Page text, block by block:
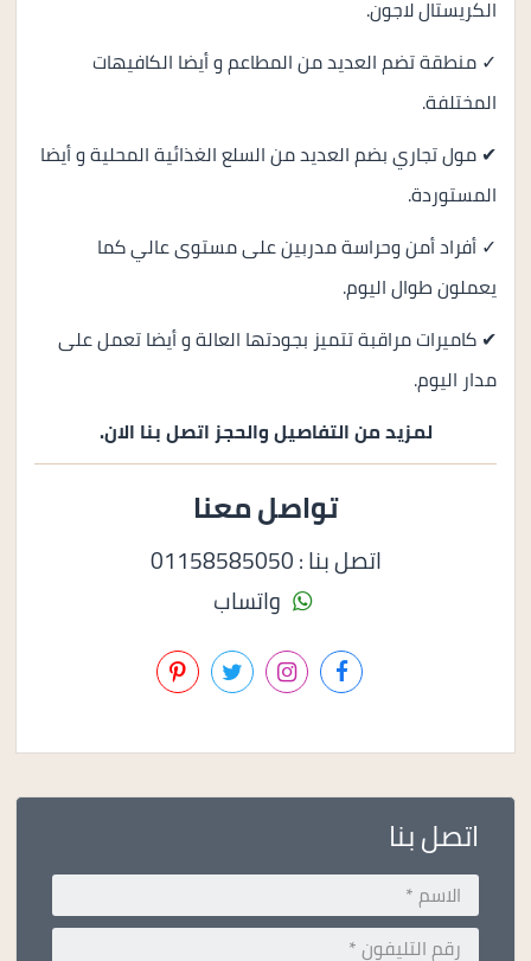
الكريستال لاجون.
✓ منطقة تضم العديد من المطاعم و أيضا الكافيهات
المختلفة.
✔ مول تجاري بضم العديد من السلع الغذائية المحلية و أيضا
المستوردة.
✓ أفراد أمن وحراسة مدربين على مستوى عالي كما
يعملون طوال اليوم.
✔ كاميرات مراقبة تتميز بجودتها العالة و أيضا تعمل على
مدار اليوم.
لمزيد من التفاصيل والحجز اتصل بنا الان.
تواصل معنا
اتصل بنا : 01158585050
واتساب
اتصل بنا